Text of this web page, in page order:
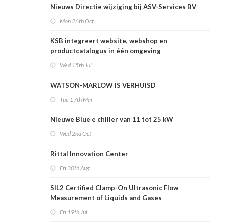
Nieuws Directie wijziging bij ASV-Services BV
Mon 26th Oct
KSB integreert website, webshop en
productcatalogus in één omgeving
Wed 15th Jul
WATSON-MARLOW IS VERHUISD
Tue 17th Mar
Nieuwe Blue e chiller van 11 tot 25 kW
Wed 2nd Oct
Rittal Innovation Center
Fri 30th Aug
SIL2 Certified Clamp-On Ultrasonic Flow
Measurement of Liquids and Gases
Fri 19th Jul